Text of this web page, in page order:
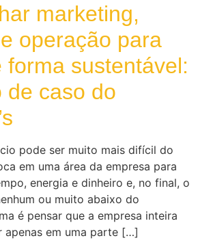
marketing,
operação para
forma sustentável:
de caso do
pode ser muito mais difícil do
em uma área da empresa para
energia e dinheiro e, no final, o
ou muito abaixo do
é pensar que a empresa inteira
apenas em uma parte […]